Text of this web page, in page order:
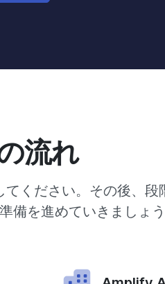
流れ
ください。その後、段
を進めていきましょう